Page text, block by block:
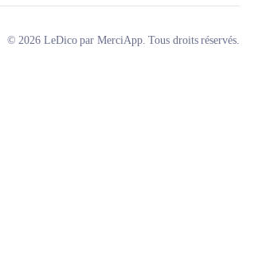
© 2026 LeDico par MerciApp. Tous droits réservés.